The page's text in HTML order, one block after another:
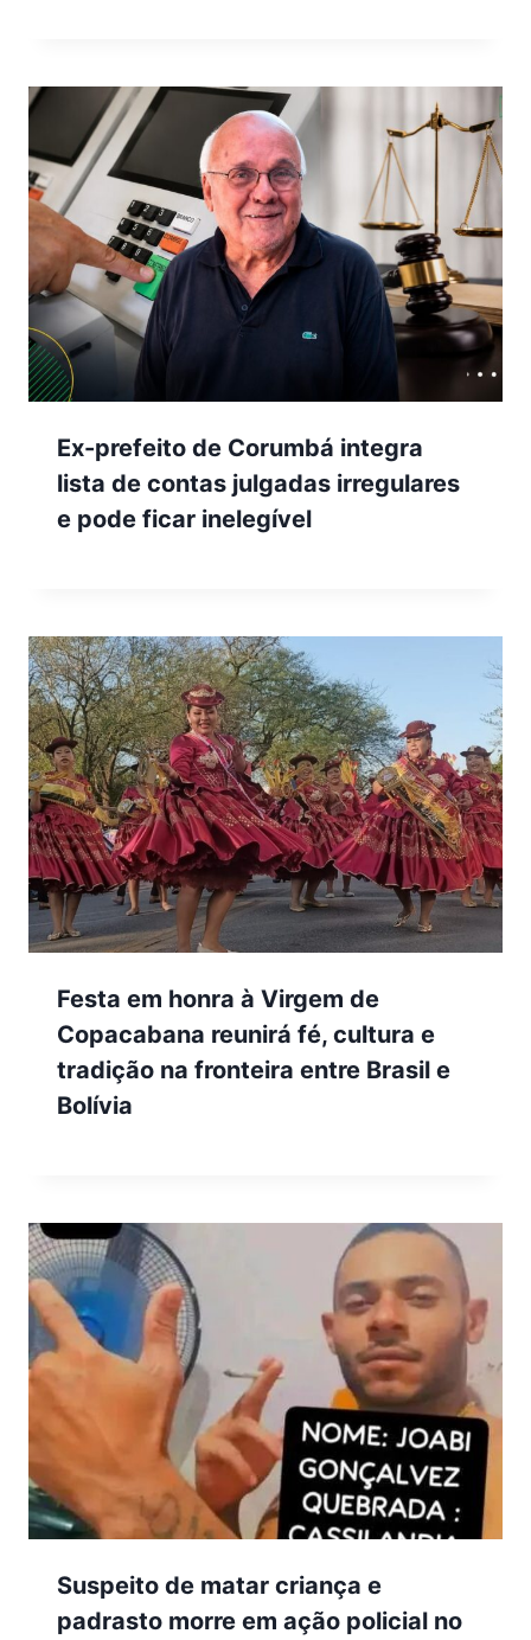
Ex-prefeito de Corumbá integra
lista de contas julgadas irregulares
e pode ficar inelegível
Festa em honra à Virgem de
Copacabana reunirá fé, cultura e
tradição na fronteira entre Brasil e
Bolívia
Suspeito de matar criança e
padrasto morre em ação policial no